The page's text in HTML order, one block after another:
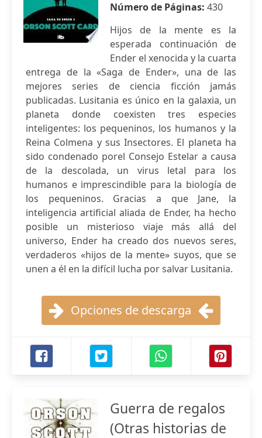
Número de Páginas: 430
Hijos de la mente es la
esperada continuación de
Ender el xenocida y la cuarta
entrega de la «Saga de Ender», una de las
mejores series de ciencia ficción jamás
publicadas. Lusitania es único en la galaxia, un
planeta donde coexisten tres especies
inteligentes: los pequeninos, los humanos y la
Reina Colmena y sus Insectores. El planeta ha
sido condenado porel Consejo Estelar a causa
de la descolada, un virus letal para los
humanos e imprescindible para la biología de
los pequeninos. Gracias a que Jane, la
inteligencia artificial aliada de Ender, ha hecho
posible un misterioso viaje más allá del
universo, Ender ha creado dos nuevos seres,
verdaderos «hijos de la mente» suyos, que se
unen a él en la difícil lucha por salvar Lusitania.
Opciones de descarga
Guerra de regalos
(Otras historias de